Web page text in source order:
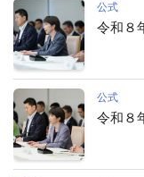
公式
令和８
公式
令和８